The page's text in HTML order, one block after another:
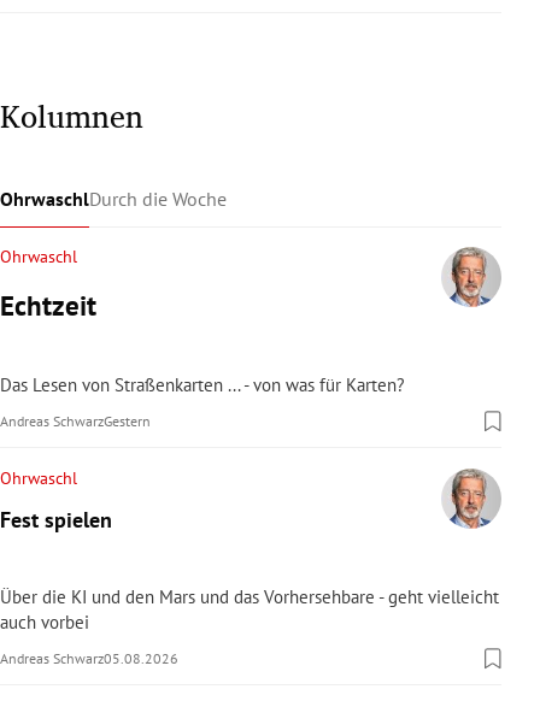
Kolumnen
OhrwaschlDurch die Woche
Ohrwaschl
Echtzeit
Das Lesen von Straßenkarten ... - von was für Karten?
Andreas SchwarzGestern
Ohrwaschl
Fest spielen
Über die KI und den Mars und das Vorhersehbare - geht vielleicht
auch vorbei
Andreas Schwarz05.08.2026